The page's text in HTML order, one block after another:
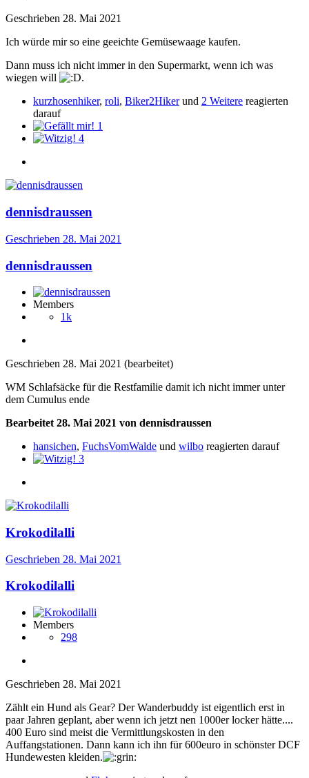
Geschrieben 28. Mai 2021
Ich würde mir so eine geeichte Gemüsewaage kaufen.
Dann muss ich nicht immer in den Supermarkt, wenn ich was
wiegen will
.
kurzhosenhiker, roli, Biker2Hikerund 2 Weitere reagierten
darauf
1
4
dennisdraussen
Geschrieben 28. Mai 2021
dennisdraussen
Members
1k
Geschrieben 28. Mai 2021 (bearbeitet)
WM Schlafsäcke für die Restfamilie damit ich nicht immer unter
dem Cumulus ende
Bearbeitet 28. Mai 2021 von dennisdraussen
hansichen, FuchsVomWalde und wilbo reagierten darauf
3
Krokodilalli
Geschrieben 28. Mai 2021
Krokodilalli
Members
298
Geschrieben 28. Mai 2021
Zählt ein Hund als Gear? Der Wanderbuddy ist eigentlich erst in
paar Jahren geplant, aber wenn ich jetzt nen 1000er locker hätte....
400 Euro sind meist die Vermittlungskosten in den
Auffangstationen. Dann kann ich ihn für 600euro in schönster DCF
Hundewesten kleiden.